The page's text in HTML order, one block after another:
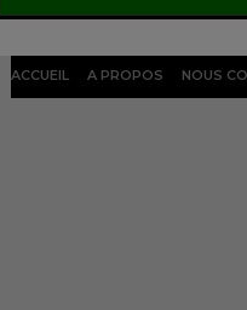
ACCUEIL A PROPOS NOUS